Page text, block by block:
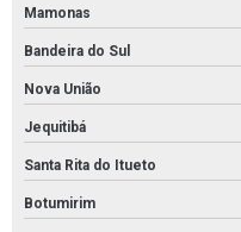
Mamonas
Bandeira do Sul
Nova União
Jequitibá
Santa Rita do Itueto
Botumirim